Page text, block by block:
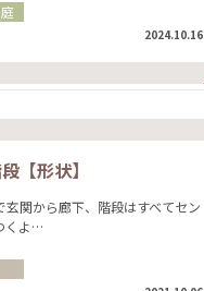
2024.10.16
【形状】
玄関から廊下、階段はすべてセン
くよ…